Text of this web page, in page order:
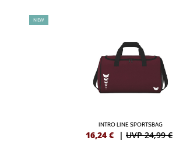
NEW
INTRO LINE SPORTSBAG
16,24 € | UVP 24,99 €